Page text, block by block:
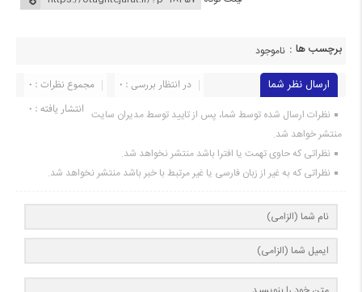
برچسب ها : ناموجود
ارسال نظر شما مجموع نظرات : 0
در انتظار بررسی : 0
انتشار یافته : 0 نظرات ارسال شده توسط شما، پس از تایید توسط مدیران سایت
منتشر خواهد شد.
نظراتی که حاوی تهمت یا افترا باشد منتشر نخواهد شد.
نظراتی که به غیر از زبان فارسی یا غیر مرتبط با خبر باشد منتشر نخواهد شد.